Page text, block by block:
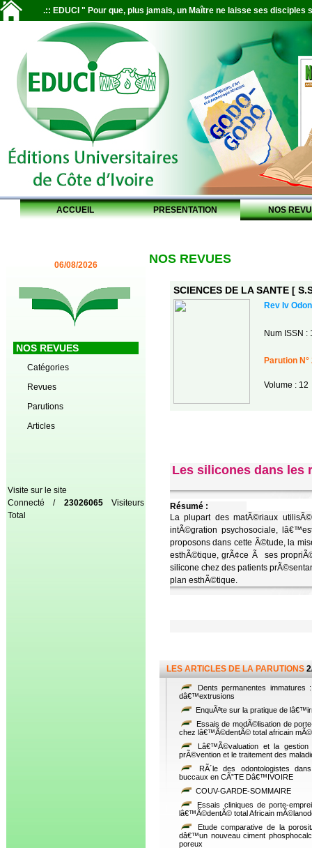
.:: EDUCI " Pour que, plus jamais, un Maître ne laisse ses disciples
ACCUEIL PRESENTATION NOS
06/08/2026
NOS REVUES
Catégories
Revues
Parutions
Articles
Visite sur le site
Connecté / 23026065Visiteurs
Total
NOS REVUES
SCIENCES DE LA SANTE [
Rev Iv
Num ISSN :
Parution N°
Volume : 12
Les silicones dans les
Résumé :
La plupart des matÃ©riaux
intÃ©gration psychosociale,
proposons dans cette Ã©tude, la
esthÃ©tique, grÃ¢ce Ã ses
silicone chez des patients
plan esthÃ©tique.
LES ARTICLES DE LA PARUTIONS
Dents permanentes
dâ€™extrusions
EnquÃªte sur la pratique de
Essais de modÃ©lisation de
chez lâ€™Ã©dentÃ© total africain
Lâ€™Ã©valuation et la
prÃ©vention et le traitement des
RÃ´le des odontologistes
buccaux en CÃ”TE Dâ€™IVOIRE
COUV-GARDE-SOMMAIRE
Essais cliniques de porte-
lâ€™Ã©dentÃ© total Africain
Etude comparative de la
dâ€™un nouveau ciment
poreux